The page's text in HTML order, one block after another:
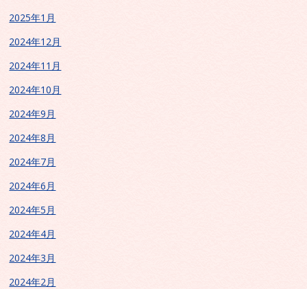
2025年1月
2024年12月
2024年11月
2024年10月
2024年9月
2024年8月
2024年7月
2024年6月
2024年5月
2024年4月
2024年3月
2024年2月